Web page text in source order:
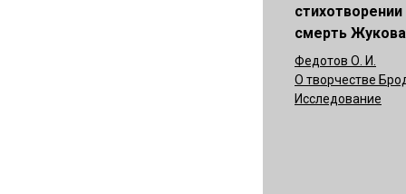
стихотворении
смерть
Федотов О. И.
О творчестве
Исследование